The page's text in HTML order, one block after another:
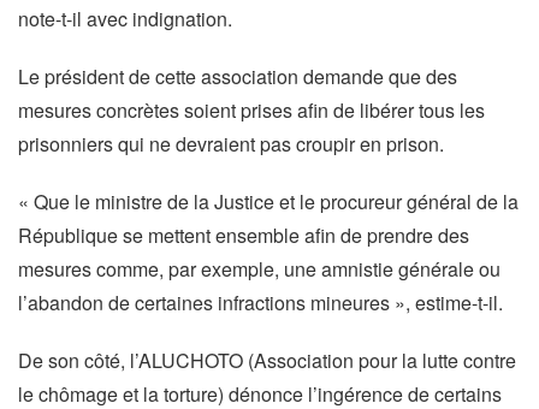
note-t-il avec indignation.
Le président de cette association demande que des
mesures concrètes soient prises afin de libérer tous les
prisonniers qui ne devraient pas croupir en prison.
« Que le ministre de la Justice et le procureur général de la
République se mettent ensemble afin de prendre des
mesures comme, par exemple, une amnistie générale ou
l’abandon de certaines infractions mineures », estime-t-il.
De son côté, l’ALUCHOTO (Association pour la lutte contre
le chômage et la torture) dénonce l’ingérence de certains